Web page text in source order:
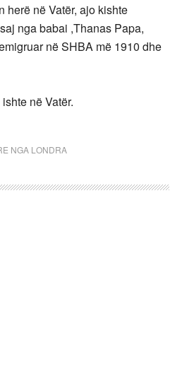
herë në Vatër, ajo kishte
nga babai ,Thanas Papa,
në SHBA më 1910 dhe
në Vatër.
NGA LONDRA